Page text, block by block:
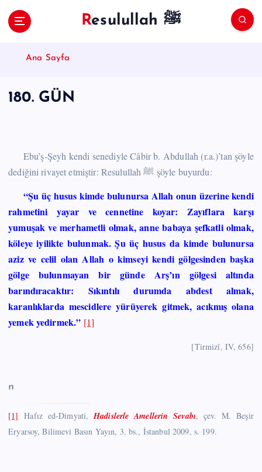
Resulullah ﷺ
Ana Sayfa
180. GÜN
Ebu’ş-Şeyh kendi senediyle Câbir b. Abdullah (r.a.)’tan şöyle
dediğini rivayet etmiştir: Resulullah ﷺ şöyle buyurdu:
“Şu üç husus kimde bulunursa Allah onun üzerine kendi
rahmetini yayar ve cennetine koyar: Zayıflara karşı
yumuşak ve merhametli olmak, anne babaya şefkatli olmak,
köleye iyilikte bulunmak. Şu üç husus da kimde bulunursa
aziz ve celil olan Allah o kimseyi kendi gölgesinden başka
gölge bulunmayan bir günde Arş’ın gölgesi altında
barındıracaktır: Sıkıntılı durumda abdest almak,
karanlıklarda mescidlere yürüyerek gitmek, acıkmış olana
yemek yedirmek.” [1]
[Tirmizî, IV, 656]
n
[1] Hafız ed-Dimyati,Hadislerle Amellerin Sevabı, çev. M. Beşir
Eryarsoy, Bilimevi Basın Yayın, 3. bs., İstanbul 2009, s. 199.